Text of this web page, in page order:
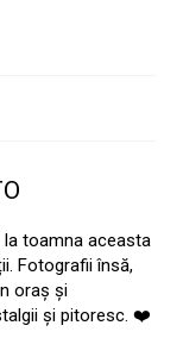
la toamna aceasta
Fotografii însă,
oraș și
și pitoresc. ❤️